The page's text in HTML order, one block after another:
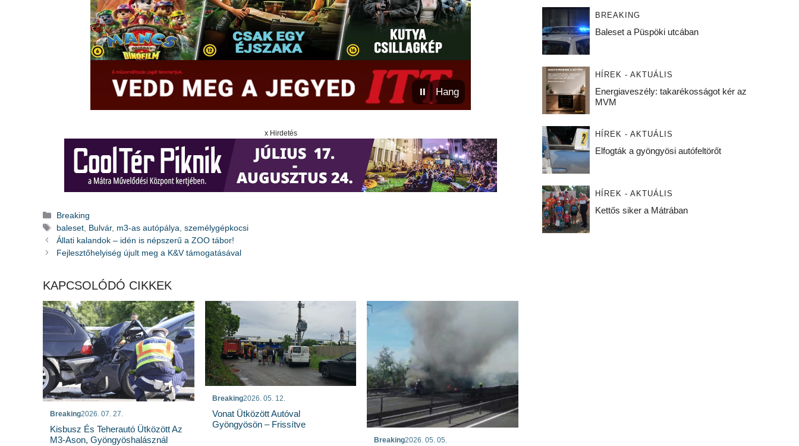
⏸ Hang
x Hirdetés
Kategória
Breaking
Címkék
baleset Bulvár, m3-as autópálya ,személygépkocsi
Állati kalandok – idén is népszerű a ZOO tábor!
Fejlesztőhelyiség újult meg a K&V támogatásával
KAPCSOLÓDÓ CIKKEK
Breaking2026. 07. 27.
Kisbusz És Teherautó Ütközött Az
M3-Ason, Gyöngyöshalásznál
Breaking2026. 05. 12.
Vonat Ütközött Autóval
Gyöngyösön – Frissítve
Breaking2026. 05. 05.
BREAKING
Baleset a Püspöki utcában
HÍREK - AKTUÁLIS
Energiaveszély: takarékosságot kér az
MVM
HÍREK - AKTUÁLIS
Elfogták a gyöngyösi autófeltörőt
HÍREK - AKTUÁLIS
Kettős siker a Mátrában